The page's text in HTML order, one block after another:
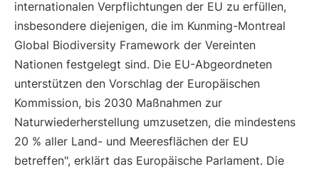
internationalen Verpflichtungen der EU zu erfüllen,
insbesondere diejenigen, die im Kunming-Montreal
Global Biodiversity Framework der Vereinten
Nationen festgelegt sind. Die EU-Abgeordneten
unterstützen den Vorschlag der Europäischen
Kommission, bis 2030 Maßnahmen zur
Naturwiederherstellung umzusetzen, die mindestens
20 % aller Land- und Meeresflächen der EU
betreffen", erklärt das Europäische Parlament. Die